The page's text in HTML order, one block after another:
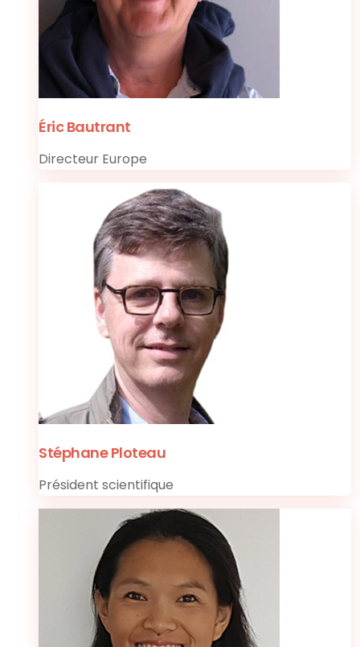
Éric Bautrant
Directeur Europe
Stéphane Ploteau
Président scientifique